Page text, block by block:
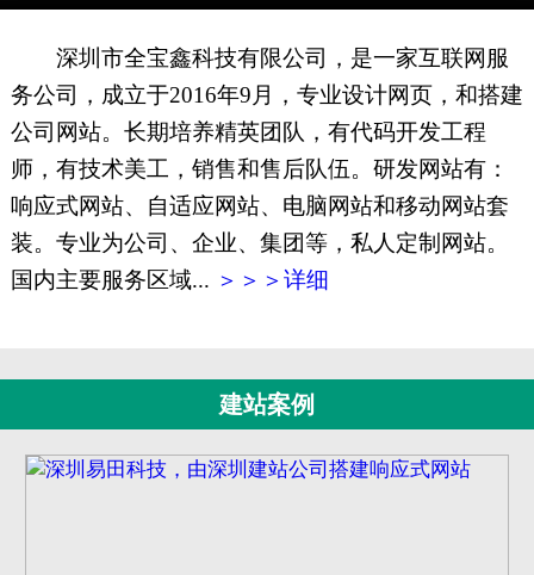
深圳市全宝鑫科技有限公司，是一家互联网服
务公司，成立于2016年9月，专业设计网页，和搭建
公司网站。长期培养精英团队，有代码开发工程
师，有技术美工，销售和售后队伍。研发网站有：
响应式网站、自适应网站、电脑网站和移动网站套
装。专业为公司、企业、集团等，私人定制网站。
国内主要服务区域... ＞＞＞详细
建站案例